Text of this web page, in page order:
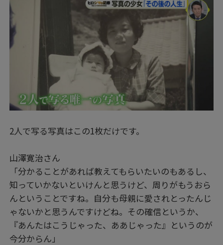
2人で写る写真はこの1枚だけです。
山澤寛治さん
「分かることがあれば教えてもらいたいのもあるし、
知っていかないといけんと思うけど、周りがもうおら
んということですね。自分も母親に愛されとったんじ
ゃないかと思うんですけどね。その確信というか、
『あんたはこうじゃった、ああじゃった』というのが
今分からん」